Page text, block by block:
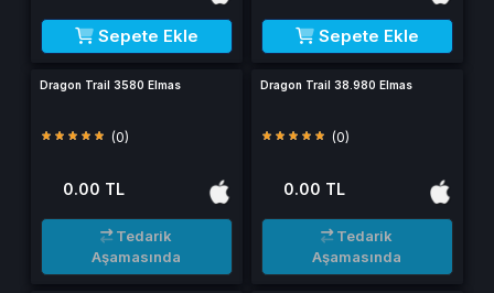
Sepete Ekle Sepete Ekle
Dragon Trail 3580 Elmas
(0)
0.00 TL
Tedarik
Aşamasında
Dragon Trail 38.980 Elmas
(0)
0.00 TL
Tedarik
Aşamasında